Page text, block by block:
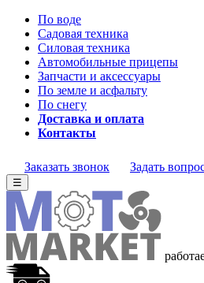
По воде
Садовая техника
Силовая техника
Автомобильные прицепы
Запчасти и аксессуары
По земле и асфальту
По снегу
Доставка и оплата
Контакты
Заказать звонок Задать
☰